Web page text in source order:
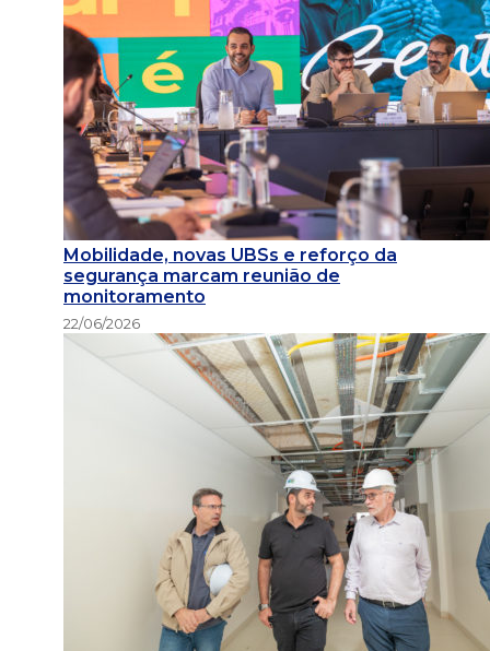
Mobilidade, novas UBSs e reforço da
segurança marcam reunião de
monitoramento
22/06/2026